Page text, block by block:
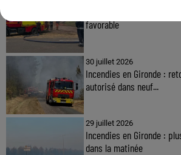
favorable
30 juillet 2026
Incendies en Gironde :
autorisé dans neuf...
29 juillet 2026
Incendies en Gironde :
dans la matinée